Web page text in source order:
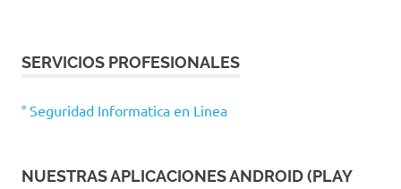
SERVICIOS PROFESIONALES
° Seguridad Informatica en Linea
NUESTRAS APLICACIONES ANDROID (PLAY